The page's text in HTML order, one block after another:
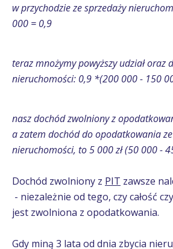
w przychodzie ze sprzedaży
000 = 0,9
teraz mnożymy powyższy udział oraz
nieruchomości: 0,9 *(200 000 - 150
nasz dochód zwolniony z
a zatem dochód do opodatkowania
nieruchomości, to 5 000 zł (50 000 -
Dochód zwolniony z PIT zawsze
- niezależnie od tego, czy całość
jest zwolniona z opodatkowania.
Gdy miną 3 lata od dnia zbycia